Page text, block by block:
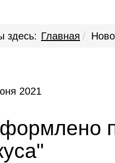
здесь: Главная
2021